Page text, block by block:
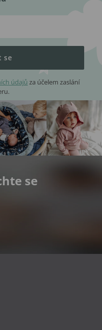
se
údajů za účelem zaslání
se